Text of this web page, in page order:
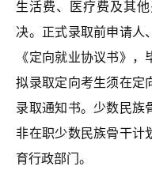
生活费、医疗费及其
决。正式录取前申请人
《定向就业协议书》，
拟录取定向考生须在定
录取通知书。少数民族
非在职少数民族骨干计
育行政部门。